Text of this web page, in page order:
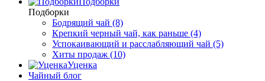
Подборки
Бодрящий чай (8)
Крепкий черный чай, как раньше (4)
Успокаивающий и расслабляющий чай (5)
Хиты продаж (10)
Уценка
Чайный блог